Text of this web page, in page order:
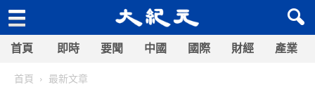
首頁 即時 要聞 中國 國際 財經 產業
首頁 最新文章